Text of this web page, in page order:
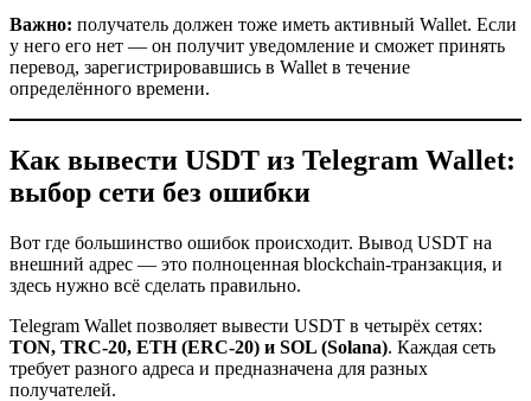
Важно: получатель должен тоже иметь активный Wallet. Если
у него его нет — он получит уведомление и сможет принять
перевод, зарегистрировавшись в Wallet в течение
определённого времени.
Как вывести USDT из Telegram Wallet:
выбор сети без ошибки
Вот где большинство ошибок происходит. Вывод USDT на
внешний адрес — это полноценная blockchain-транзакция, и
здесь нужно всё сделать правильно.
Telegram Wallet позволяет вывести USDT в четырёх сетях:
TON, TRC-20, ETH (ERC-20) и SOL (Solana). Каждая сеть
требует разного адреса и предназначена для разных
получателей.